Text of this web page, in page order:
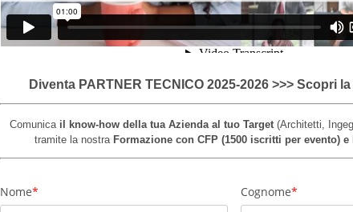
Diventa PARTNER TECNICO 2025-2026 >>> Scopri
Comunica il know-how della tua Azienda al tuo Target (Architetti,
tramite la nostra Formazione con CFP (1500 iscritti per evento)
Nome Cognome